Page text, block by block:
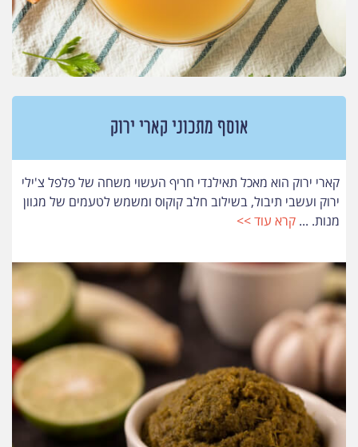
אוסף מתכוני קארי ירוק
קארי ירוק הוא מאכל תאילנדי חריף העשוי משחה של פלפל צ'ילי
ירוק ועשבי תיבול, בשילוב חלב קוקוס ומשמש לטעמים של מגוון
מנות. ... קרא עוד >>